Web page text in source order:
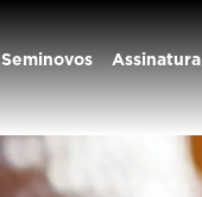
Seminovos Assinatura